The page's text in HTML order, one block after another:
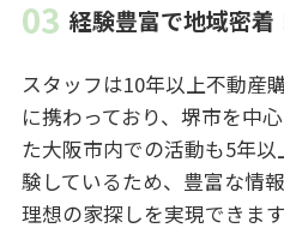
経験豊富で地域密着
スタッフは10年以上不動産
に携わっており、堺市を中
た大阪市内での活動も5年以
験しているため、豊富な情
理想の家探しを実現できます